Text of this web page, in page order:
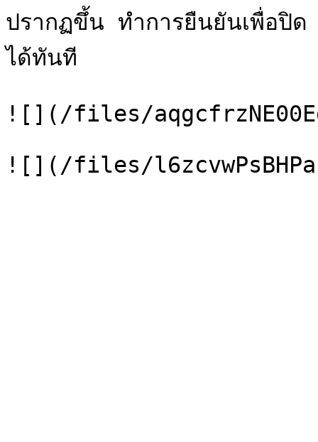
ปรากฏขึ้น ทำการยืนยันเพื่อปิ
ได้ทันที
![](/files/